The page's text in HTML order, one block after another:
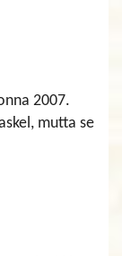
2007.
mutta se